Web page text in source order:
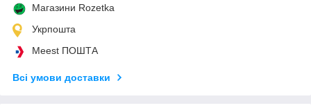
Магазини Rozetka
Укрпошта
Meest ПОШТА
Всі умови доставки